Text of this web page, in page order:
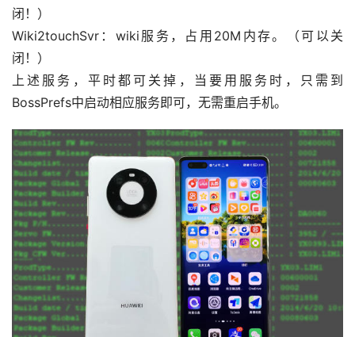
闭！）
Wiki2touchSvr：wiki服务，占用20M内存。（可以关
闭！）
上述服务，平时都可关掉，当要用服务时，只需到
BossPrefs中启动相应服务即可，无需重启手机。